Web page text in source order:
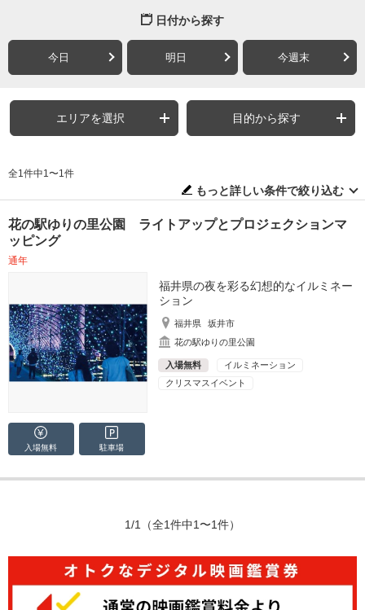
日付から探す
今日 明日 今週末
エリアを選択 目的から探す
全1件中1〜1件
もっと詳しい条件で絞り込む
花の駅ゆりの里公園 ライトアップとプロジェクションマ
ッピング
通年
福井県の夜を彩る幻想的なイルミネー
ション
福井県
坂井市
花の駅ゆりの里公園
入場無料
イルミネーション
クリスマスイベント
入場無料 駐車場
1/1 （全1件中1〜1件）